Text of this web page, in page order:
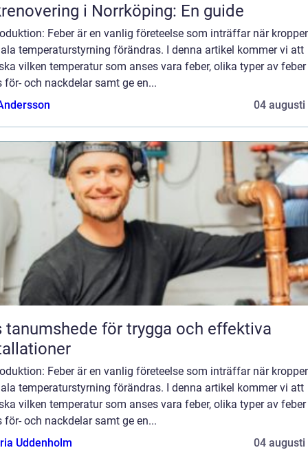
i Norrköping: En guide
Feber är en vanlig företeelse som inträffar när
temperaturstyrning förändras. I denna artikel kommer vi att
vilken temperatur som anses vara feber, olika typer av
för- och nackdelar samt ge en...
04 augusti
tanumshede för trygga och effektiva
Feber är en vanlig företeelse som inträffar när
temperaturstyrning förändras. I denna artikel kommer vi att
vilken temperatur som anses vara feber, olika typer av
för- och nackdelar samt ge en...
Uddenholm
04 augusti